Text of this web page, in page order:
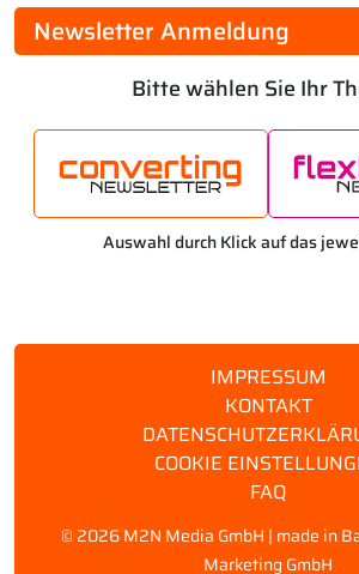
Newsletter Anmeldung
Bitte wählen Sie Ihr
Auswahl durch Klick auf das
IMPRESSUM
KONTAKT
COOKIE
FAQ
© 2026 M2N Media GmbH | made in
Marketing GmbH